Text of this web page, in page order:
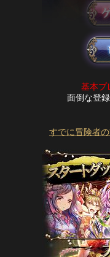
基本プ
面倒な登
すでに冒険者